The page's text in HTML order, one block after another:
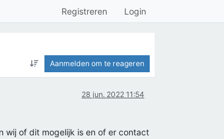
Registreren Login
Aanmelden om te reageren
28 jun. 2022 11:54
wij of dit mogelijk is en of er contact